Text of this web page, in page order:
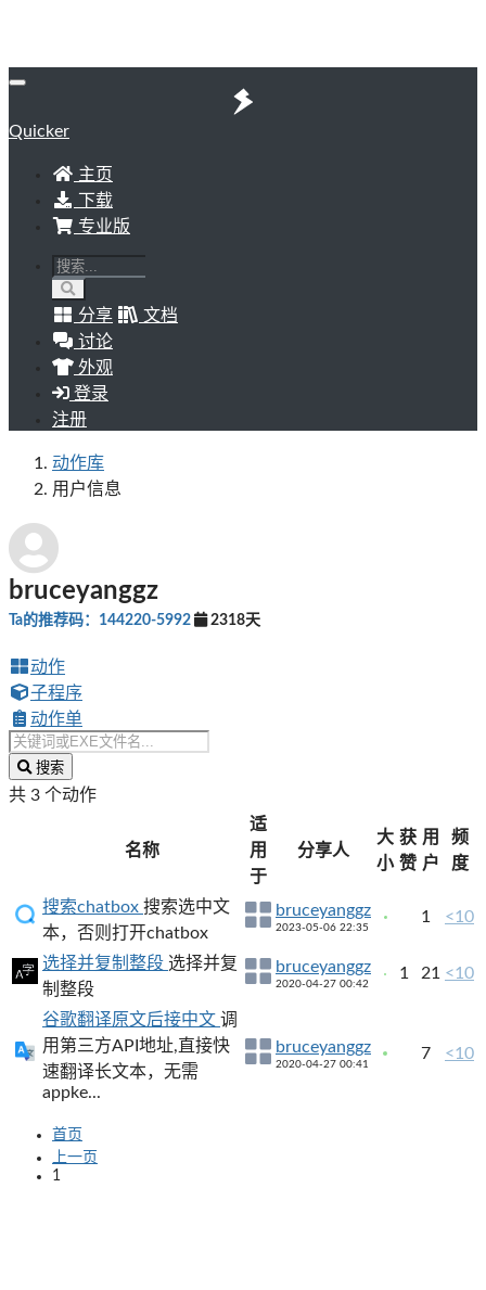
Quicker
主页
下载
专业版
分享
文档
讨论
外观
登录
注册
动作库
用户信息
bruceyanggz
Ta的推荐码：144220-5992 2318天
动作
子程序
动作单
搜索
共 3 个动作
名称
适
用
于
分享人
大
小
获
赞
用
户
频
度
搜索chatbox 搜索选中文
本，否则打开chatbox
bruceyanggz
2023-05-06 22:35
1 <10
选择并复制整段 选择并复
制整段
bruceyanggz
2020-04-27 00:42
1 21 <10
谷歌翻译原文后接中文 调
用第三方API地址,直接快
速翻译长文本，无需
appke...
bruceyanggz
2020-04-27 00:41
7 <10
首页
上一页
1